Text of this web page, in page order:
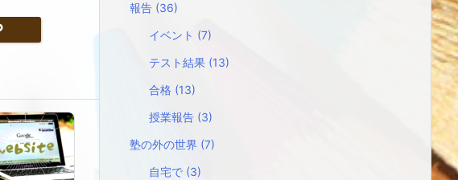
報告 (36)
イベント (7)
テスト結果 (13)
合格 (13)
授業報告 (3)
塾の外の世界 (7)
自宅で (3)